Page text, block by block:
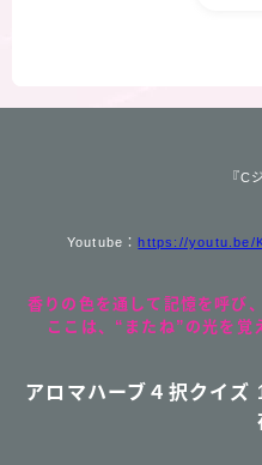
『C
Youtube：https://youtu.be/
香りの色を通して記憶を呼び
ここは、“またね”の光を覚
アロマハーブ４択クイ